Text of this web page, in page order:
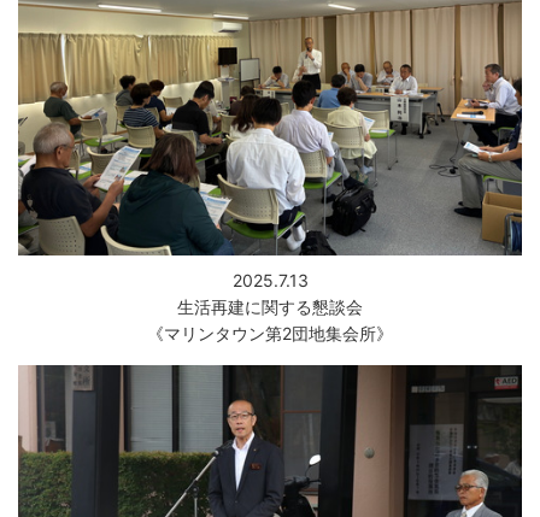
2025.7.13
生活再建に関する懇談会
《マリンタウン第2団地集会所》